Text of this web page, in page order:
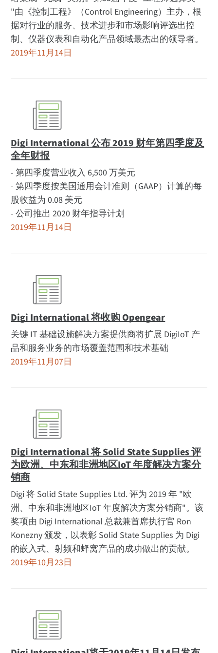
"由《控制工程》（Control Engineering）主办，根
据对行业的服务、技术进步和市场影响评选出控
制、仪器仪表和自动化产品领域最杰出的领导者。
2019年11月14日
Digi International 公布 2019 财年第四季度及
全年财报
- 第四季度营业收入 6,500 万美元
- 第四季度按美国通用会计准则（GAAP）计算的每
股收益为 0.08 美元
- 公司推出 2020 财年指导计划
2019年11月14日
Digi International 将收购 Opengear
关键 IT 基础设施解决方案提供商将扩展 DigiIoT 产
品和服务业务的市场覆盖范围和技术基础
2019年11月07日
Digi International 将 Solid State Supplies 评
为欧洲、中东和非洲地区IoT 年度解决方案分
销商
Digi 将 Solid State Supplies Ltd. 评为 2019 年 "欧
洲、中东和非洲地区IoT 年度解决方案分销商"。该
奖项由 Digi International 总裁兼首席执行官 Ron
Konezny 颁发，以表彰 Solid State Supplies 为 Digi
的嵌入式、射频和蜂窝产品的成功做出的贡献。
2019年10月23日